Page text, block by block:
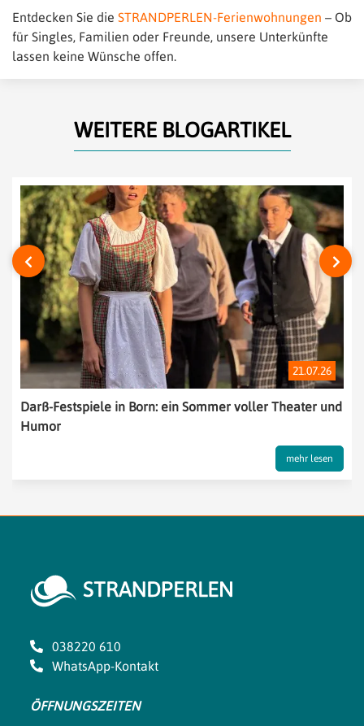
Entdecken Sie die STRANDPERLEN-Ferienwohnungen – Ob
für Singles, Familien oder Freunde, unsere Unterkünfte
lassen keine Wünsche offen.
WEITERE BLOGARTIKEL
21.07.26
Darß-Festspiele in Born: ein Sommer voller Theater und
Humor
mehr lesen
‹ ›
038220 610
WhatsApp-Kontakt
ÖFFNUNGSZEITEN